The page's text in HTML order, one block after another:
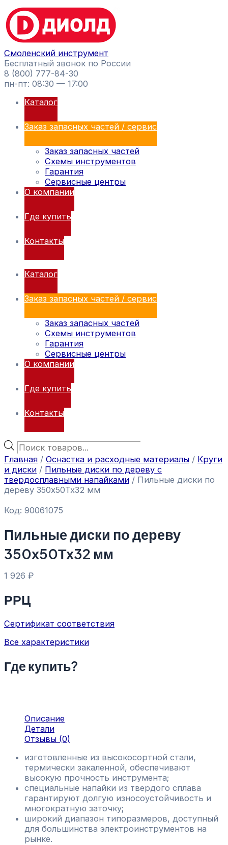
Перейти
к
содержимому
Смоленский инструмент
Бесплатный звонок по России
8 (800) 777-84-30
пн-пт: 08:30 — 17:00
Каталог
Заказ запасных частей / сервис
Заказ запасных частей
Схемы инструментов
Гарантия
Сервисные центры
О компании
Где купить
Контакты
Каталог
Заказ запасных частей / сервис
Заказ запасных частей
Схемы инструментов
Гарантия
Сервисные центры
О компании
Где купить
Контакты
Поиск
товаров
Главная / Оснастка и расходные материалы / Круги
и диски / Пильные диски по дереву с
твердосплавными напайками / Пильные диски по
дереву 350х50Тх32 мм
Код: 90061075
Пильные диски по дереву
350х50Тх32 мм
1 926 ₽
РРЦ
Сертификат соответствия
Все характеристики
Где купить?
Описание
Детали
Отзывы (0)
изготовленные из высокосортной стали,
термически закаленной, обеспечивают
высокую прочность инструмента;
специальные напайки из твердого сплава
гарантируют долгую износоустойчивость и
многократную заточку;
широкий диапазон типоразмеров, доступный
для большинства электроинструментов на
рынке.